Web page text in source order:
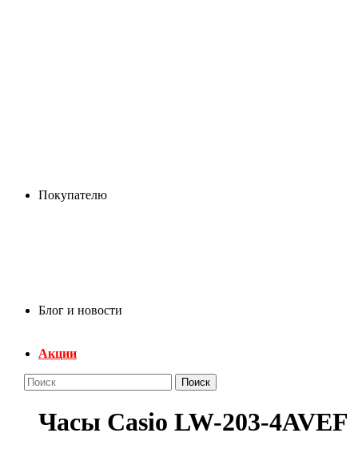
Покупателю
Блог и новости
Акции
Поиск
Часы Casio LW-203-4AVEF